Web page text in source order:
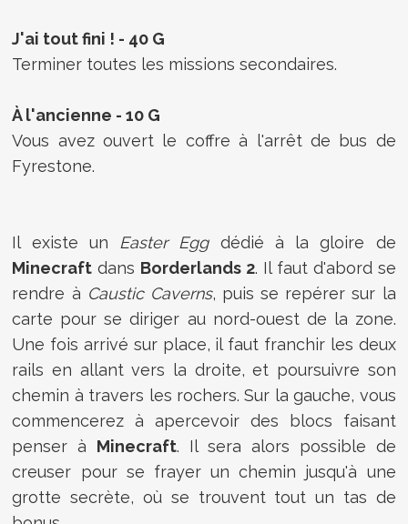
J'ai tout fini ! - 40 G
Terminer toutes les missions secondaires.
À l'ancienne - 10 G
Vous avez ouvert le coffre à l'arrêt de bus de
Fyrestone.
Il existe un Easter Eggdédié à la gloire de
Minecraft dans Borderlands 2. Il faut d'abord se
rendre à Caustic Caverns, puis se repérer sur la
carte pour se diriger au nord-ouest de la zone.
Une fois arrivé sur place, il faut franchir les deux
rails en allant vers la droite, et poursuivre son
chemin à travers les rochers. Sur la gauche, vous
commencerez à apercevoir des blocs faisant
penser à Minecraft. Il sera alors possible de
creuser pour se frayer un chemin jusqu'à une
grotte secrète, où se trouvent tout un tas de